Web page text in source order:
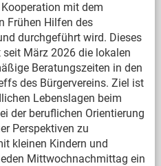
mit dem
Frühen Hilfen des
durchgeführt wird. Dieses
März 2026 die lokalen
Beratungszeiten in den
des Bürgervereins. Ziel ist
Lebenslagen beim
der beruflichen Orientierung
Perspektiven zu
kleinen Kindern und
Mittwochnachmittag ein